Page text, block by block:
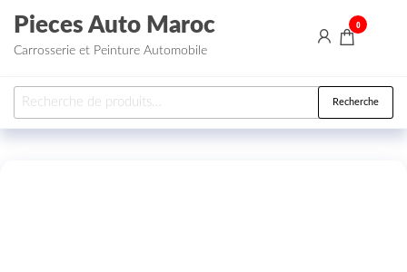
Aller au contenu
Pieces Auto Maroc
Carrosserie et Peinture Automobile
0
Recherche pour : Recherche